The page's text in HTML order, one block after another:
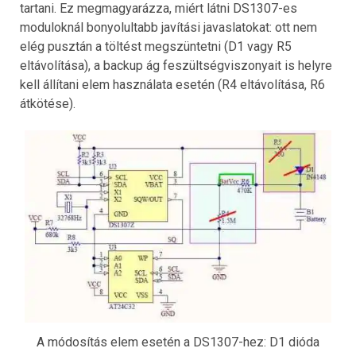
tartani. Ez megmagyarázza, miért látni DS1307-es
moduloknál bonyolultabb javítási javaslatokat: ott nem
elég pusztán a töltést megszüntetni (D1 vagy R5
eltávolítása), a backup ág feszültségviszonyait is helyre
kell állítani elem használata esetén (R4 eltávolítása, R6
átkötése).
A módosítás elem esetén a DS1307-hez: D1 dióda